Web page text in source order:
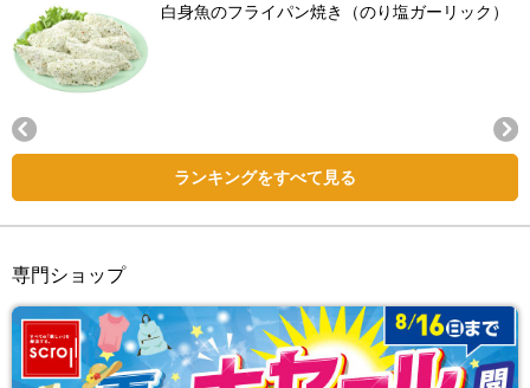
白身魚のフライパン焼き（のり塩ガーリック）
ランキングをすべて見る
専門ショップ